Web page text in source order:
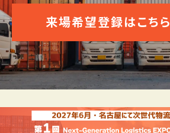
来場希望登録はこちら